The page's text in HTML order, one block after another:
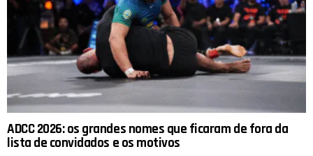
ADCC 2026: os grandes nomes que ficaram de fora da
lista de convidados e os motivos